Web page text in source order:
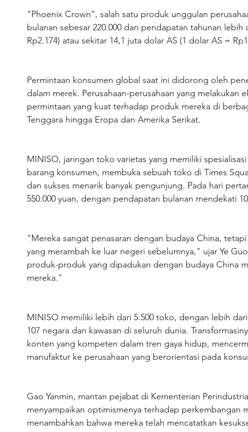
"Phoenix Crown", salah satu produk unggulan
bulanan sebesar 220.000 dan pendapatan tahunan lebih
Rp2.174) atau sekitar 14,1 juta dolar AS (1 dolar AS =
Permintaan konsumen global saat ini didorong oleh
dalam merek. Perusahaan-perusahaan yang melakukan
permintaan yang kuat terhadap produk mereka di
Tenggara hingga Eropa dan Amerika Serikat.
MINISO, jaringan toko varietas yang memiliki
barang konsumen, membuka sebuah toko di Times
dan sukses menarik banyak pengunjung. Pada hari
550.000 yuan, dengan pendapatan bulanan mendekati
"Mereka sangat penasaran dengan budaya China,
yang merambah ke luar negeri sebelumnya," ujar Ye
produk-produk yang dipadukan dengan budaya China
mereka."
MINISO memiliki lebih dari 5.500 toko, dengan lebih
107 negara dan kawasan di seluruh dunia.
konten yang kompeten dalam tren gaya hidup,
manufaktur ke perusahaan yang berorientasi pada
Gao Yanmin, mantan pejabat di Kementerian
menyampaikan optimismenya terhadap perkembangan
menambahkan bahwa mereka telah mencatatkan